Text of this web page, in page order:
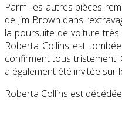
Parmi les autres pièces
de Jim Brown dans
la poursuite de voiture très
Roberta Collins est
confirment tous tristement.
a également été invitée sur
Roberta Collins est